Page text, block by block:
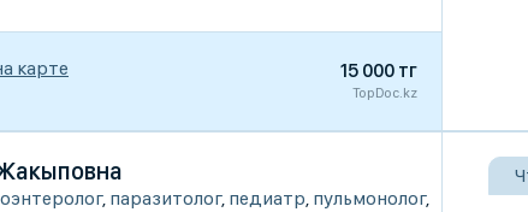
карте
15 000 тг
TopDoc.kz
, паразитолог, педиатр, пульмонолог,